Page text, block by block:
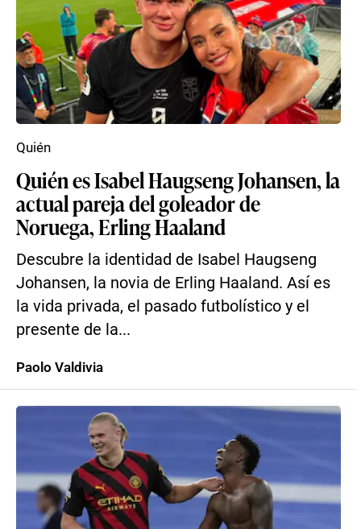
Quién es Isabel Haugseng Johansen, la
actual pareja del goleador de
Noruega, Erling Haaland
Descubre la identidad de Isabel Haugseng
Johansen, la novia de Erling Haaland. Así es
la vida privada, el pasado futbolístico y el
presente de la...
Quién
Paolo Valdivia